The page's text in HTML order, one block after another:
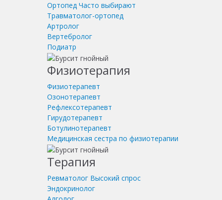
Ортопед Часто выбирают
Травматолог-ортопед
Артролог
Вертебролог
Подиатр
Физиотерапия
Физиотерапевт
Озонотерапевт
Рефлексотерапевт
Гирудотерапевт
Ботулинотерапевт
Медицинская сестра по физиотерапии
Терапия
Ревматолог Высокий спрос
Эндокринолог